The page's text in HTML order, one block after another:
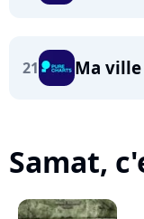
21 Ma ville
Samat,